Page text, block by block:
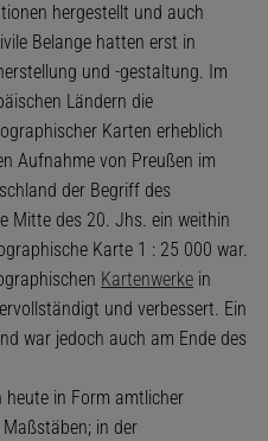
hergestellt und auch
Belange hatten erst in
und -gestaltung. Im
Ländern die
Karten erheblich
Aufnahme von Preußen im
der Begriff des
Mitte des 20. Jhs. ein weithin
Karte 1 : 25 000 war.
Kartenwerke in
und verbessert. Ein
war jedoch auch am Ende des
heute in Form amtlicher
in der